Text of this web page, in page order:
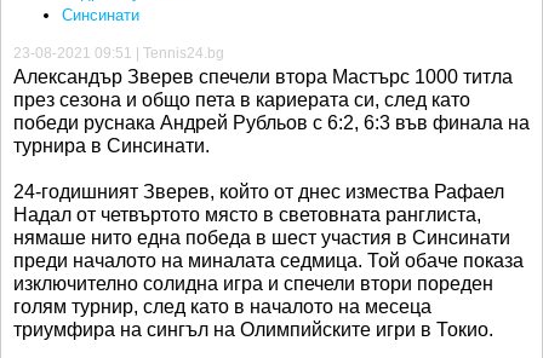
Синсинати
23-08-2021 09:51 | Tennis24.bg
Александър Зверев спечели втора Мастърс 1000 титла
през сезона и общо пета в кариерата си, след като
победи руснака Андрей Рубльов с 6:2, 6:3 във финала на
турнира в Синсинати.
24-годишният Зверев, който от днес измества Рафаел
Надал от четвъртото място в световната ранглиста,
нямаше нито една победа в шест участия в Синсинати
преди началото на миналата седмица. Той обаче показа
изключително солидна игра и спечели втори пореден
голям турнир, след като в началото на месеца
триумфира на сингъл на Олимпийските игри в Токио.